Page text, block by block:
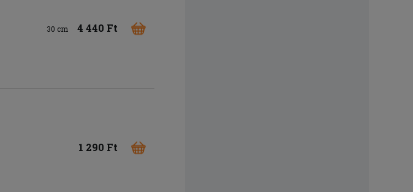
30 cm 4 440 Ft
1 290 Ft